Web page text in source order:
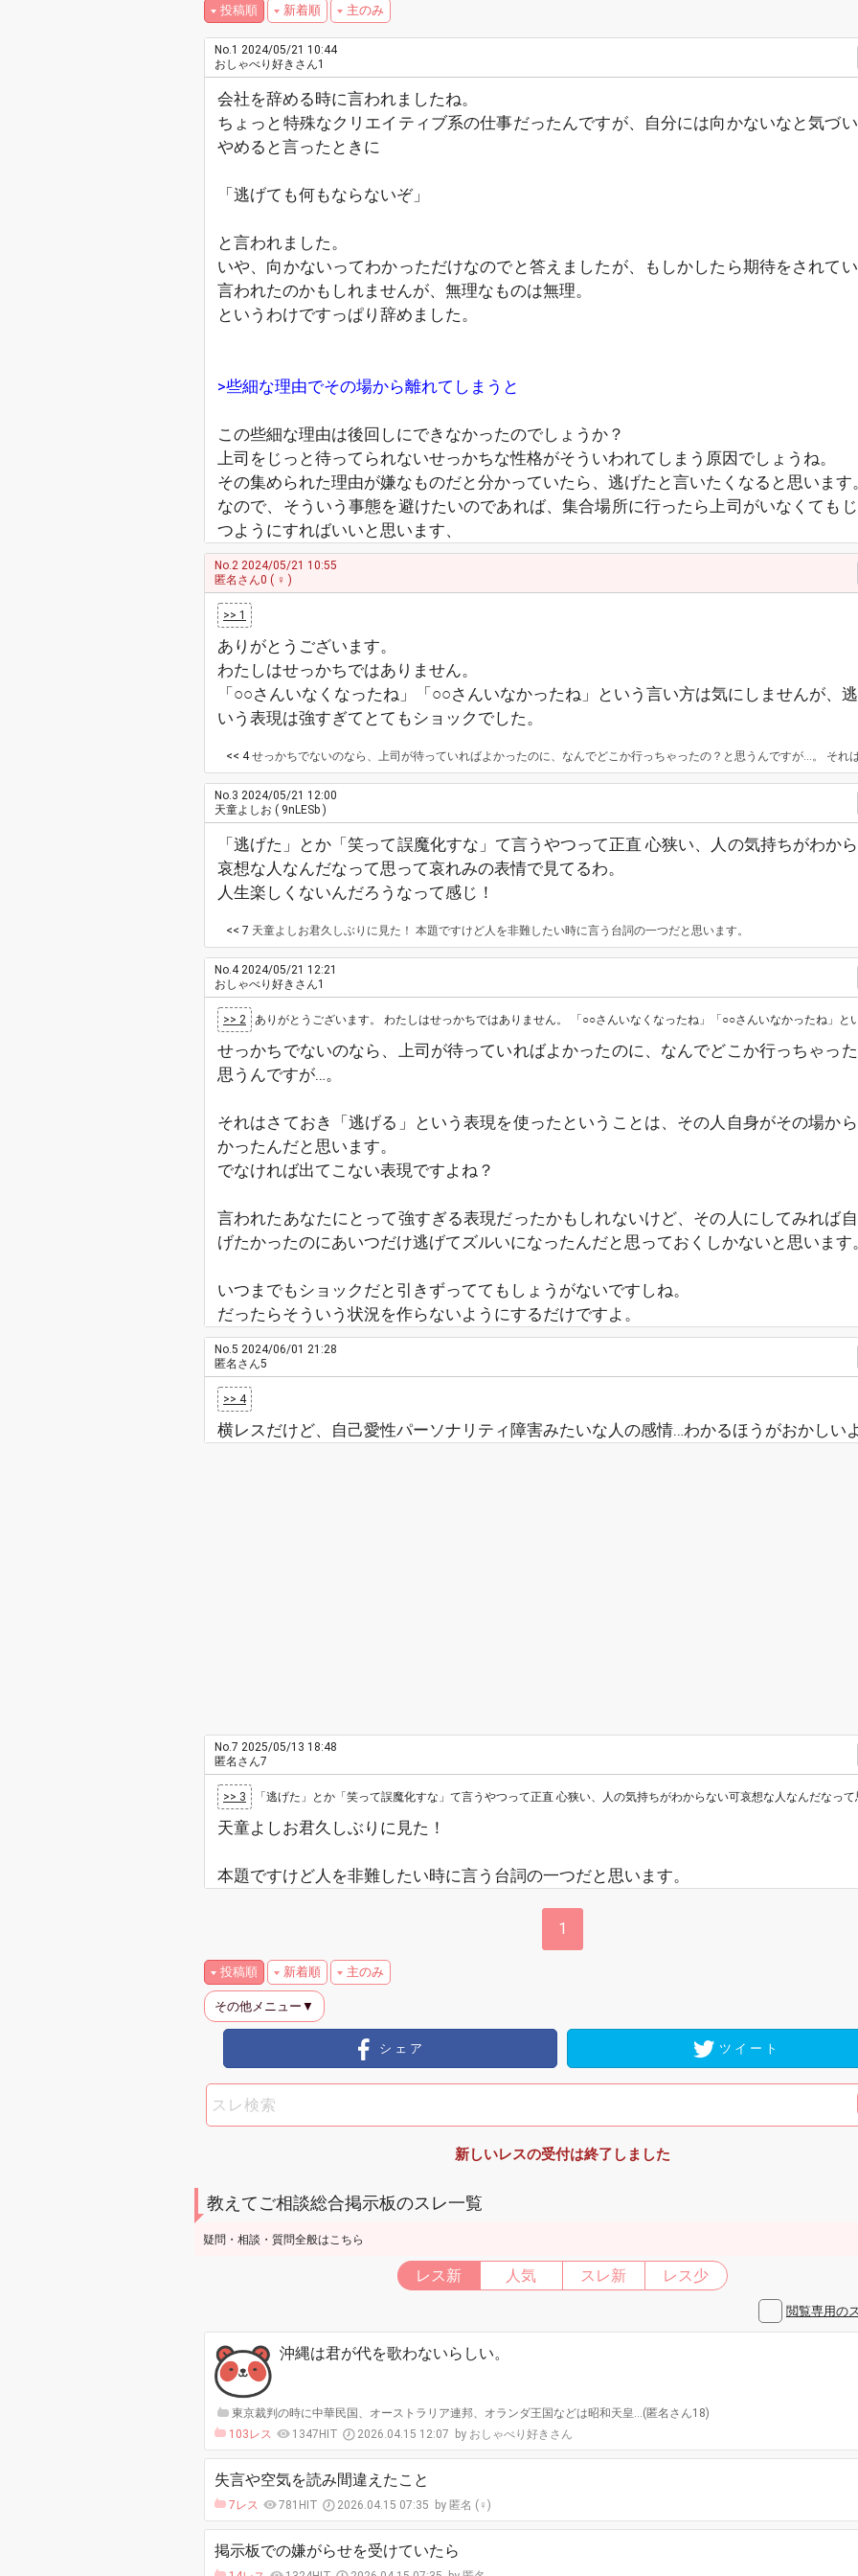
投稿順 新着順 主のみ
No.1 2024/05/21 10:44
おしゃべり好きさん1
会社を辞める時に言われましたね。
ちょっと特殊なクリエイティブ系の仕事だったんですが、自分には向かないなと気づ
やめると言ったときに
「逃げても何もならないぞ」
と言われました。
いや、向かないってわかっただけなのでと答えましたが、もしかしたら期待をされて
言われたのかもしれませんが、無理なものは無理。
というわけですっぱり辞めました。
>些細な理由でその場から離れてしまうと
この些細な理由は後回しにできなかったのでしょうか？
上司をじっと待ってられないせっかちな性格がそういわれてしまう原因でしょうね。
その集められた理由が嫌なものだと分かっていたら、逃げたと言いたくなると思います
なので、そういう事態を避けたいのであれば、集合場所に行ったら上司がいなくても
つようにすればいいと思います、
No.2 2024/05/21 10:55
匿名さん0 ( ♀ )
>> 1
ありがとうございます。
わたしはせっかちではありません。
「○○さんいなくなったね」「○○さんいなかったね」という言い方は気にしませんが、
いう表現は強すぎてとてもショックでした。
<< 4せっかちでないのなら、上司が待っていればよかったのに、なんでどこか行っちゃったの？と思うんですが…。 それはさておき「逃げる」という表現を使ったということは、その人自身がその場から逃げたかったんだと思います。 でなければ出てこない表現ですよね？ 言われたあなたにとって強すぎる表現だったかもしれないけど、その人にしてみれば自分も逃げたかったのにあいつだけ逃げてズルいになったんだと思っておくしかないと思います。 いつまでもショックだと引きずっててもしょうがないですしね。 だったらそういう状況を作らな
No.3 2024/05/21 12:00
天童よしお ( 9nLESb )
「逃げた」とか「笑って誤魔化すな」て言うやつって正直 心狭い、人の気持ちがわか
哀想な人なんだなって思って哀れみの表情で見てるわ。
人生楽しくないんだろうなって感じ！
<< 7 天童よしお君久しぶりに見た！ 本題ですけど人を非難したい時に言う台詞の一つだと思います。
No.42024/05/21 12:21
おしゃべり好きさん1
>> 2 ありがとうございます。 わたしはせっかちではありません。 「○○さんいなくなったね」「○○さんいなかったね」という言い方は気にし
せっかちでないのなら、上司が待っていればよかったのに、なんでどこか行っちゃっ
思うんですが…。
それはさておき「逃げる」という表現を使ったということは、その人自身がその場か
かったんだと思います。
でなければ出てこない表現ですよね？
言われたあなたにとって強すぎる表現だったかもしれないけど、その人にしてみれば
げたかったのにあいつだけ逃げてズルいになったんだと思っておくしかないと思います
いつまでもショックだと引きずっててもしょうがないですしね。
だったらそういう状況を作らないようにするだけですよ。
No.5 2024/06/01 21:28
匿名さん5
>> 4
横レスだけど、自己愛性パーソナリティ障害みたいな人の感情…わかるほうがおかしい
No.7 2025/05/13 18:48
匿名さん7
>> 3 「逃げた」とか「笑って誤魔化すな」て言うやつって正直 心狭い、人の気持ちがわからない可哀想な人なんだなって思って哀れみの表情で見て
天童よしお君久しぶりに見た！
本題ですけど人を非難したい時に言う台詞の一つだと思います。
1
投稿順 新着順 主のみ
その他メニュー▼
シェア ツイート
新しいレスの受付は終了しました
教えてご相談総合掲示板のスレ一覧
疑問・相談・質問全般はこちら
レス新 人気 スレ新 レス少
閲覧専用の
沖縄は君が代を歌わないらしい。
東京裁判の時に中華民国、オーストラリア連邦、オランダ王国などは昭和天皇…(匿名さん18)
103レス
1347HIT 2026.04.15 12:07 おしゃべり好きさん
失言や空気を読み間違えたこと
7レス 781HIT 2026.04.15 07:35 匿名 (♀)
掲示板での嫌がらせを受けていたら